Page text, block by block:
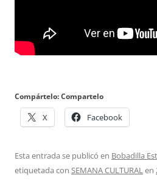
Compártelo: Compartelo
X Facebook
Esta entrada se publicó en Bobadilla
etiquetada con SEMANA CULTURALen